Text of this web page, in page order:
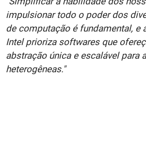
impulsionar todo o poder dos
de computação é fundamental, e
Intel prioriza softwares que
abstração única e escalável para
heterogêneas."